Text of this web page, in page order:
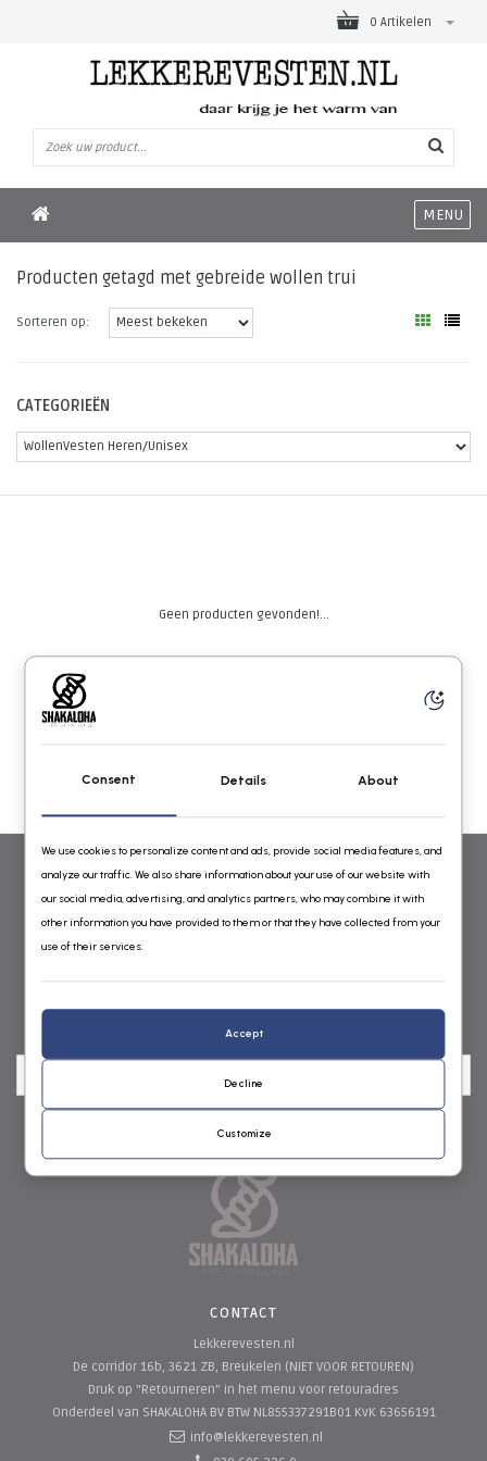
0 Artikelen
MENU
Producten getagd met gebreide wollen trui
Sorteren op:
CATEGORIEËN
Geen producten gevonden!...
WOLLEN VESTEN VOOR DAMES EN HEREN VAN SHAKALOHA
NIEUWSBRIEF
CONTACT
Lekkerevesten.nl
De corridor 16b, 3621 ZB, Breukelen (NIET VOOR RETOUREN)
Druk op "Retourneren" in het menu voor retouradres
Onderdeel van SHAKALOHA BV BTW NL855337291B01 KvK 63656191
info@lekkerevesten.nl
Consent Details About
We use cookies to personalize content and ads, provide social media features, and
analyze our traffic. We also share information about your use of our website with
our social media, advertising, and analytics partners, who may combine it with
other information you have provided to them or that they have collected from your
use of their services.
Accept
Decline
Customize